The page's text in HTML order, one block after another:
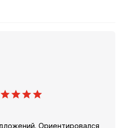
Ориентировался